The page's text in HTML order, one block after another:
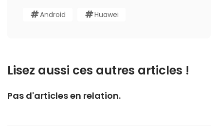
Android Huawei
Lisez aussi ces autres articles !
Pas d'articles en relation.